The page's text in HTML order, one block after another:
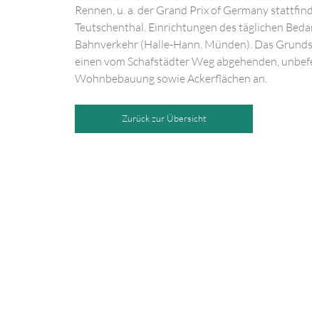
Rennen, u. a. der Grand Prix of Germany
Teutschenthal. Einrichtungen des täglichen
Bahnverkehr (Halle-Hann. Münden). Das
einen vom Schafstädter Weg abgehenden,
Wohnbebauung sowie Ackerflächen an.
Zurück zur Übersicht